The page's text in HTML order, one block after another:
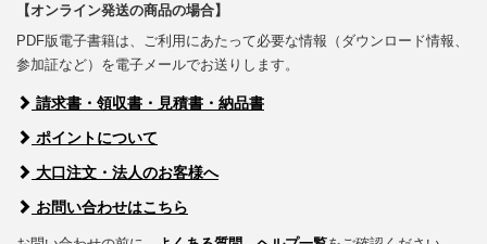
【オンライン発送の商品の場合】
PDF版電子書籍は、ご利用にあたって必要な情報（ダウンロード情報、
参加証など）を電子メールでお送りします。
請求書・領収書・見積書・納品書
ポイントについて
大口注文・法人のお客様へ
お問い合わせはこちら